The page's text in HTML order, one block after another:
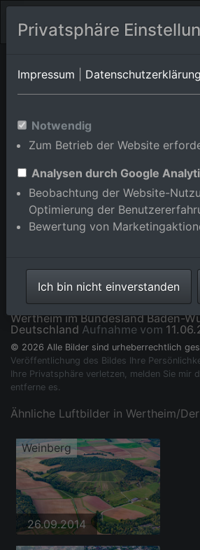
Orts-Album von Wertheim/
Im Shop bestellen
Dorfmitte mit Wehrkirche im
Wertheim im Bundesland Baden-
Deutschland Aufnahme vom
© 2026 Alle Bilder sind urheberrechtlich
Veröffentlichung des Bildes Ihre
Ihre Privatsphäre verletzen, melden Sie mir
entferne es.
Ähnliche Luftbilder in Wertheim/
Weinberg
26.09.2014
Privatsphäre
Impressum Datenschutzerklärung
Notwendig
Zum Betrieb der Website
Analysen durch Google
Beobachtung der Website-
Optimierung der
Bewertung von
Ich bin nicht einverstanden